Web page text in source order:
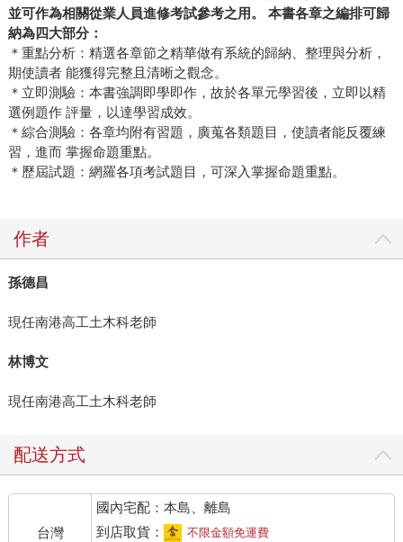
並可作為相關從業人員進修考試參考之用。
本書各章之編排可歸
納為四大部分：
＊重點分析：精選各章節之精華做有系統的歸納、整理與分析，
期使讀者 能獲得完整且清晰之觀念。
＊立即測驗：本書強調即學即作，故於各單元學習後，立即以精
選例題作 評量，以達學習成效。
＊綜合測驗：各章均附有習題，廣蒐各類題目，使讀者能反覆練
習，進而 掌握命題重點。
＊歷屆試題：網羅各項考試題目，可深入掌握命題重點。
作者
孫德昌
現任南港高工土木科老師
林博文
現任南港高工土木科老師
配送方式
台灣
國內宅配：本島、離島
到店取貨：
不限金額免運費